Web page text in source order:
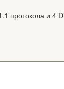
протокола и 4